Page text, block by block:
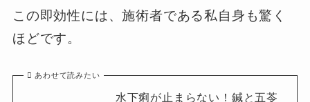
この即効性には、施術者である私自身も驚く
ほどです。
あわせて読みたい
水下痢が止まらない！鍼と五苓